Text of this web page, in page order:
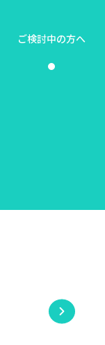
ご検討中の方へ